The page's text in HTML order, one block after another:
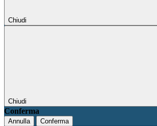
Chiudi
Chiudi
Conferma
Annulla Conferma